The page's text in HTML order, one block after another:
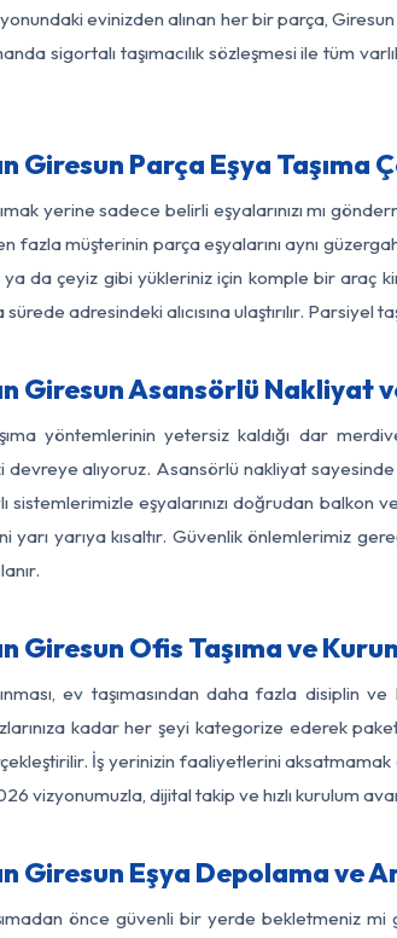
evinizden alınan her bir parça,
sigortalı taşımacılık sözleşmesi ile tüm
Giresun Parça Eşya Taşıma
yerine sadece belirli eşyalarınızı mı
fazla müşterinin parça eşyalarını aynı
da çeyiz gibi yükleriniz için komple bir araç
sürede adresindeki alıcısına ulaştırılır.
Giresun Asansörlü Nakliyat
yöntemlerinin yetersiz kaldığı dar
alıyoruz. Asansörlü nakliyat sayesinde
sistemlerimizle eşyalarınızı doğrudan
yarı yarıya kısaltır. Güvenlik önlemlerimiz
Giresun Ofis Taşıma ve
ev taşımasından daha fazla disiplin
kadar her şeyi kategorize ederek
İş yerinizin faaliyetlerini
vizyonumuzla, dijital takip ve hızlı kurulum
Giresun Eşya Depolama ve
önce güvenli bir yerde bekletmeniz